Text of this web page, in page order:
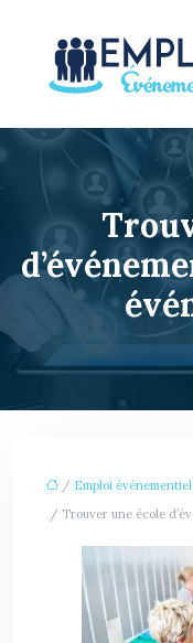
/ Emploi événementiel
/ Trouver une école